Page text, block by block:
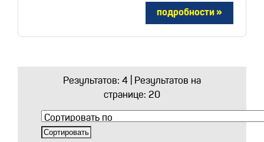
Результатов: 4 | Результатов на
странице: 20